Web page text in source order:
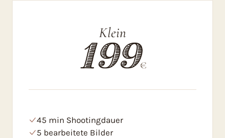
Klein
199€
45 min Shootingdauer
5 bearbeitete Bilder